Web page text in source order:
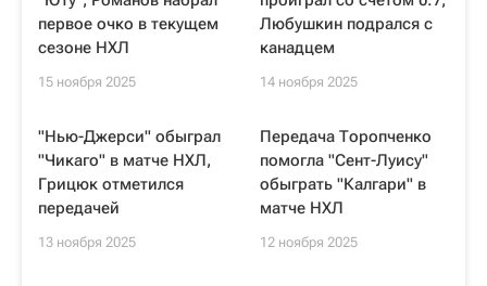
первое очко в текущем
сезоне НХЛ
15 ноября 2025
Любушкин подрался с
канадцем
14 ноября 2025
"Нью-Джерси" обыграл
"Чикаго" в матче НХЛ,
Грицюк отметился
передачей
13 ноября 2025
Передача Торопченко
помогла "Сент-Луису"
обыграть "Калгари" в
матче НХЛ
12 ноября 2025